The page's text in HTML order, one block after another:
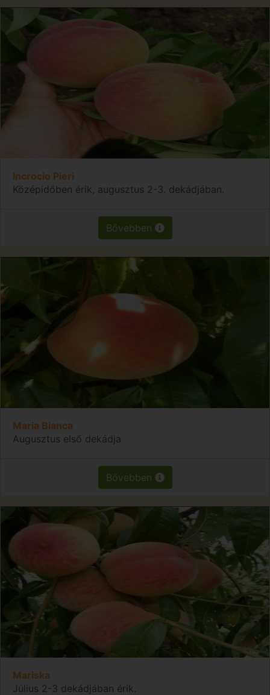
Incrocio Pieri
Középidőben érik, augusztus 2-3. dekádjában.
Bővebben
Maria Bianca
Augusztus első dekádja
Bővebben
Mariska
Július 2-3 dekádjában érik.